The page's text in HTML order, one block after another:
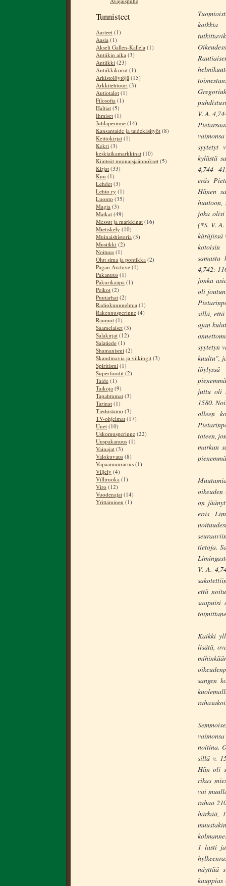
Tunnisteet
Aarteet (1)
Aasia (1)
Akseli Gallen-Kallela (1)
Antiikin aika (3)
Antiikki (23)
Antiikkikorut (1)
Arkistolöytöjä (15)
Arkkitehtuuri (3)
Autiotalot (1)
Filosofia (1)
Haltiat (5)
Ihmiset (1)
Juhlaperinne (14)
Kansantaide ja taidekäsityöt (8)
Keittokirjat (1)
Kekri (3)
keskiaikamarkkinat (10)
Kiinteät muinaisjäännökset (5)
Kirjat (33)
Kuu (1)
Lehdet (3)
Lehto ry (1)
Luonto (35)
Magia (3)
Matkat (49)
Messut ja markkinat (16)
Mietiskely (10)
Muinaishistoria (5)
Musiikki (2)
Noituus (1)
Olut sima ja pontikka (2)
Pagan Archive (1)
Pakanuus (1)
Pakurikääpä (1)
Peikot (2)
Puutarhat (2)
Radiokuunnelmia (1)
Rakennusperinne (4)
Rauniot (1)
Saamelaiset (3)
Salakirjat (12)
Salatiede (1)
Shamanismi (2)
Skandinavia ja viikingit (3)
Spiritismi (1)
Superfoodit (2)
Taide (1)
Taikoja (9)
Tapahtumat (3)
Tarinat (1)
Tiedostamo (3)
TV-ohjelmat (17)
Unet (10)
Uskomusperinne (22)
Uuspakanuus (1)
Vainajat (3)
Valokuvaus (8)
Vapaamuurarius (1)
Viljely (4)
Villiruoka (1)
Viro (12)
Vuodenajat (14)
Yrittäminen (1)
kaikkia
V. A.
syytetyt
kylästä
4,744-
eräs
Hänen
joka olisi
(*S. V.
käräjissä
kotoisin
4,742:
jonka
oli
sillä, että
ajan
syytetyn
kuultu",
juttu oli
1580.
olleen
toteen,
markan
oikeuden
on
eräs
tietoja.
V. A.
että
saapuisi
Kaikki
lisätä,
sangen
noitina.
sillä v.
Hän oli
rikas
vai
rahaa
härkää,
1 lasti
näyttää